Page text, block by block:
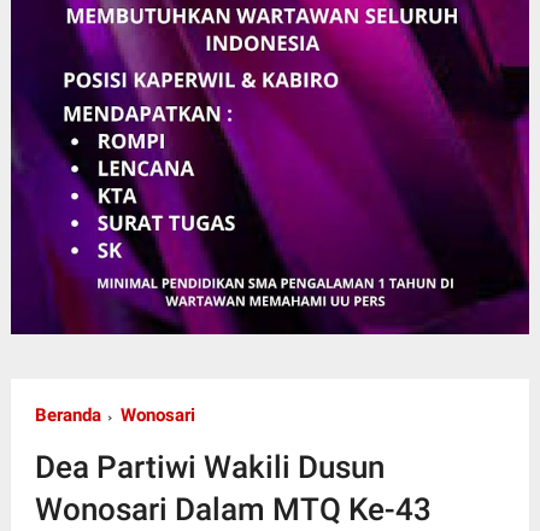
Beranda Wonosari
Dea Partiwi Wakili Dusun
Wonosari Dalam MTQ Ke-43